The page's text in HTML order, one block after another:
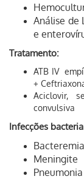
Análise de
e
Tratamento:
ATB IV
+
Aciclovir,
convulsiva
Infecções
Meningite
Pneumonia